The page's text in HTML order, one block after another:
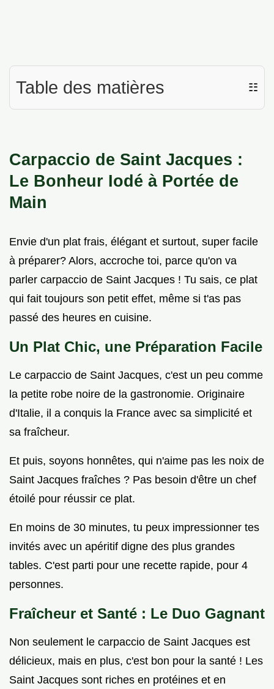
Table des matières ☷
Carpaccio de Saint Jacques :
Le Bonheur Iodé à Portée de
Main
Envie d'un plat frais, élégant et surtout, super facile
à préparer? Alors, accroche toi, parce qu'on va
parler carpaccio de Saint Jacques ! Tu sais, ce plat
qui fait toujours son petit effet, même si t'as pas
passé des heures en cuisine.
Un Plat Chic, une Préparation Facile
Le carpaccio de Saint Jacques, c'est un peu comme
la petite robe noire de la gastronomie. Originaire
d'Italie, il a conquis la France avec sa simplicité et
sa fraîcheur.
Et puis, soyons honnêtes, qui n'aime pas les noix de
Saint Jacques fraîches ? Pas besoin d'être un chef
étoilé pour réussir ce plat.
En moins de 30 minutes, tu peux impressionner tes
invités avec un apéritif digne des plus grandes
tables. C'est parti pour une recette rapide, pour 4
personnes.
Fraîcheur et Santé : Le Duo Gagnant
Non seulement le carpaccio de Saint Jacques est
délicieux, mais en plus, c'est bon pour la santé ! Les
Saint Jacques sont riches en protéines et en